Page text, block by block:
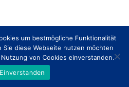
um bestmögliche Funktionalität
Sie diese Webseite nutzen möchten
von Cookies einverstanden.
Einverstanden